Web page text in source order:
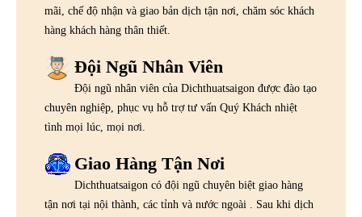
mãi, chế độ nhận và giao bản dịch tận nơi, chăm sóc khách
hàng khách hàng thân thiết.
Đội Ngũ Nhân Viên
Đội ngũ nhân viên của Dichthuatsaigon được đào tạo
chuyên nghiệp, phục vụ hỗ trợ tư vấn Quý Khách nhiệt
tình mọi lúc, mọi nơi.
Giao Hàng Tận Nơi
Dichthuatsaigon có đội ngũ chuyên biệt giao hàng
tận nơi tại nội thành, các tỉnh và nước ngoài . Sau khi dịch